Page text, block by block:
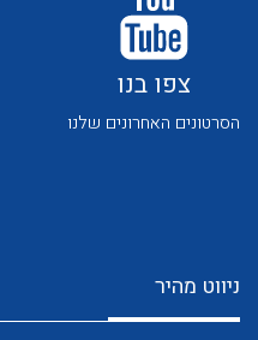
צפו בנו
הסרטונים האחרונים שלנו
ניווט מהיר